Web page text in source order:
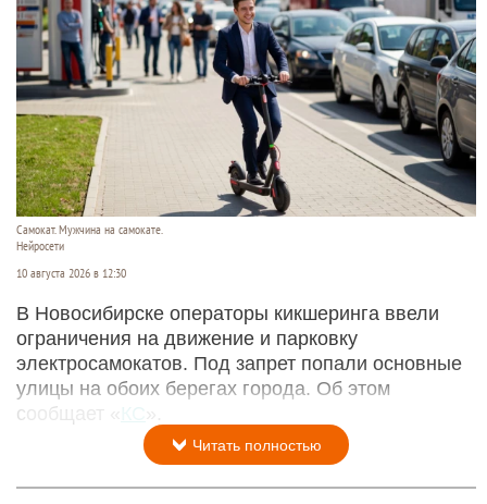
Самокат. Мужчина на самокате.
Нейросети
10 августа 2026 в 12:30
В Новосибирске операторы кикшеринга ввели
ограничения на движение и парковку
электросамокатов. Под запрет попали основные
улицы на обоих берегах города. Об этом
сообщает « КС
Читать полностью